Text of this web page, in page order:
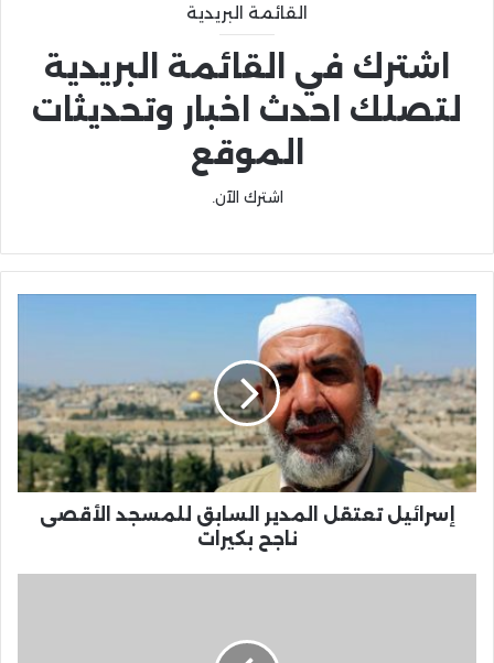
القائمة البريدية
اشترك في القائمة البريدية
لتصلك احدث اخبار وتحديثات
الموقع
اشترك الآن.
إسرائيل تعتقل المدير السابق للمسجد الأقصى
ناجح بكيرات‎